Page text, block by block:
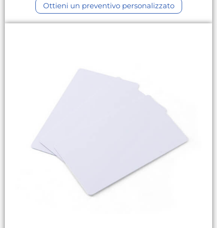
Ottieni un preventivo personalizzato